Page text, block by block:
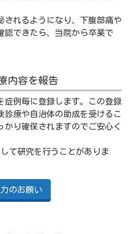
されるようになり、下腹部痛や
認できたら、当院から卒業で
内容を報告
症例毎に登録します。この登録
診療や自治体の助成を受けるこ
かり確保されますのでご安心く
て研究を行うことがありま
のお願い